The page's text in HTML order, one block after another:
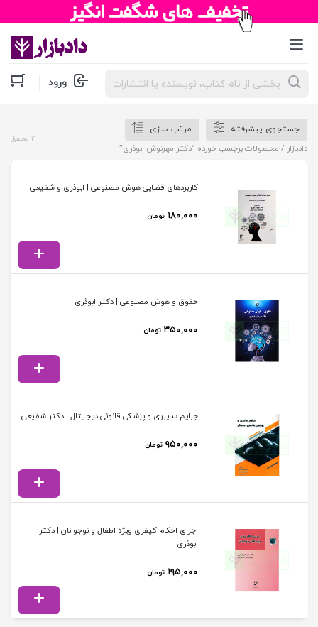
جستجوی
محصولات ورود
جستجوی پیشرفته
مرتب سازی
دادبازار / محصولات برچسب خورده “دکتر مهرنوش ابوذری”
4 محصول
کاربردهای قضایی هوش مصنوعی | ابوذری و شفیعی
۱۸۰,۰۰۰ تومان
حقوق و هوش مصنوعی | دکتر ابوذری
۳۵۰,۰۰۰ تومان
جرایم سایبری و پزشکی قانونی دیجیتال | دکتر شفیعی
۹۵۰,۰۰۰ تومان
اجرای احکام کیفری ویژه اطفال و نوجوانان | دکتر
ابوذری
۱۹۵,۰۰۰ تومان